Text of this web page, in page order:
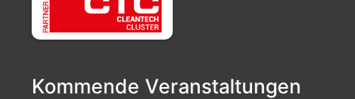
Kommende Veranstaltungen